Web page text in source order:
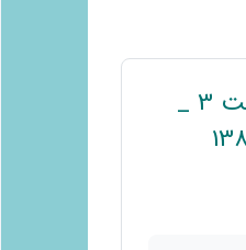
تم 20 _ قسمت 3 _